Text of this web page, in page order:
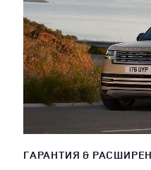
ГАРАНТИЯ &